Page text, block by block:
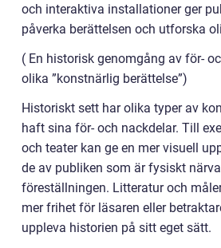
och interaktiva installationer ger
påverka berättelsen och utforska
( En historisk genomgång av för-
olika ”konstnärlig berättelse”)
Historiskt sett har olika typer av
haft sina för- och nackdelar. Till
och teater kan ge en mer visuell
de av publiken som är fysiskt
föreställningen. Litteratur och
mer frihet för läsaren eller
uppleva historien på sitt eget sätt.